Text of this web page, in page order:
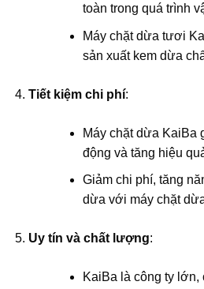
toàn trong quá trình
Máy chặt dừa tươi
sản xuất kem dừa
Tiết kiệm chi phí:
Máy chặt dừa KaiBa
động và tăng hiệu
Giảm chi phí, tăng
dừa với máy chặt
Uy tín và chất lượng:
KaiBa là công ty lớn,